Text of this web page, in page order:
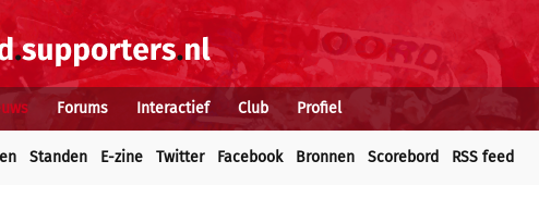
Forums Interactief Club Profiel
Standen E-zine Twitter Facebook Bronnen Scorebord RSS feed